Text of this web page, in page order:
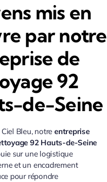
mis en
par notre
de
92
de-Seine
Ciel Bleu, notreentreprise
92 Hauts-de-Seine
sur une logistique
et un encadrement
pour répondre